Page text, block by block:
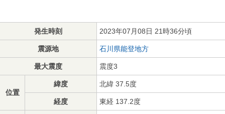
発生時刻 2023年07月08日 21時36分頃
震源地 石川県能登地方
最大震度 震度3
位置
緯度 北緯 37.5度
経度 東経 137.2度